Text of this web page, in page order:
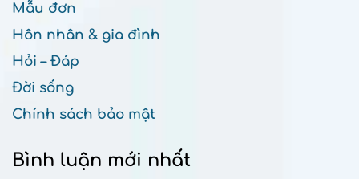
Mẫu đơn
Hôn nhân & gia đình
Hỏi – Đáp
Đời sống
Chính sách bảo mật
Bình luận mới nhất